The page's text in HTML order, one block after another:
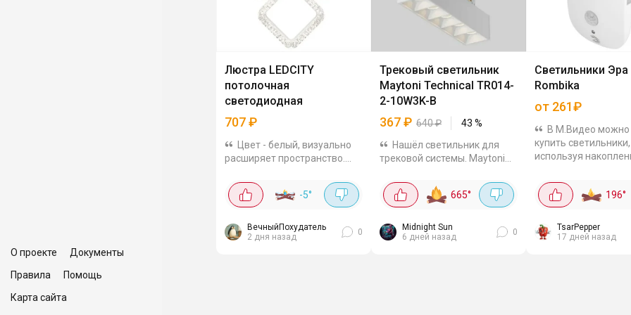
О проекте
Документы
Правила
Помощь
Карта сайта
Люстра LEDCITY
потолочная
светодиодная
707₽
Цвет - белый, визуально
расширяет пространство.
стала выглядеть больше.
Пульт в комплекте. Можно
или яркий...
-5°
ВечныйПохудатель
2 дня назад
0
Трековый светильник
Maytoni Technical TR014-
2-10W3K-B
367₽ 640₽ 43 %
Нашёл светильник для
трековой системы. Maytoni
за 367₽ + 200 баллов за
отзыв. Это с учётом баллов
круто если учесть, что в
других от...
665°
Midnight Sun
6 дней назад
0
Светильники Эра
Rombika
от 261₽
В М.Видео можно
купить светильники,
используя
списания бонусов. Смотреть
все светильники в
Светильник LED
196°
TsarPepper
17 дней назад